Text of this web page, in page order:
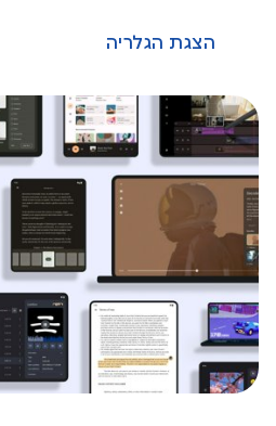
הצגת הגלריה